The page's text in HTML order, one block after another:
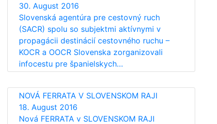
30. August 2016
Slovenská agentúra pre cestovný ruch
(SACR) spolu so subjektmi aktívnymi v
propagácii destinácií cestovného ruchu –
KOCR a OOCR Slovenska zorganizovali
infocestu pre španielskych…
NOVÁ FERRATA V SLOVENSKOM RAJI
18. August 2016
Nová FERRATA v SLOVENSKOM RAJI